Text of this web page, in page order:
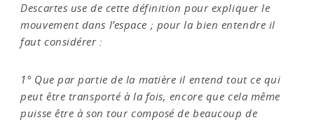
Descartes use de cette définition pour expliquer le
mouvement dans l’espace ; pour la bien entendre il
faut considérer :
1° Que par partie de la matière il entend tout ce qui
peut être transporté à la fois, encore que cela même
puisse être à son tour composé de beaucoup de